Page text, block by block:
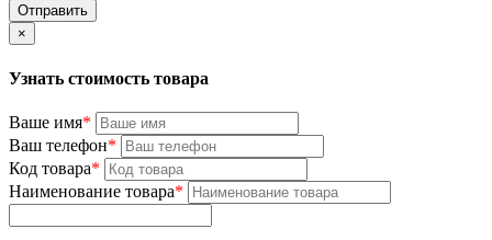
×
Узнать стоимость товара
Ваше имя*
Ваш телефон*
Код товара*
Наименование товара*